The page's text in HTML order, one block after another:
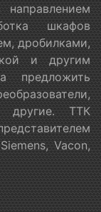
шкафов
дробилками,
и другим
предложить
другие. ТТК
Vacon,